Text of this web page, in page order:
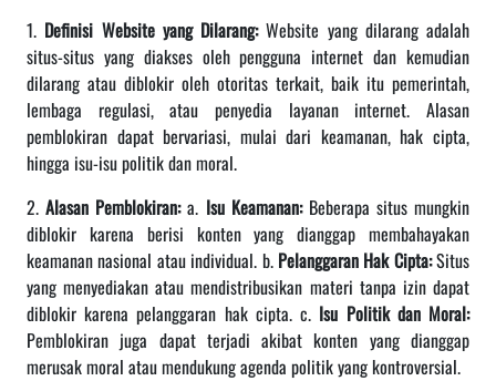
1. Definisi Website yang Dilarang:Website yang dilarang adalah
situs-situs yang diakses oleh pengguna internet dan kemudian
dilarang atau diblokir oleh otoritas terkait, baik itu pemerintah,
lembaga regulasi, atau penyedia layanan internet. Alasan
pemblokiran dapat bervariasi, mulai dari keamanan, hak cipta,
hingga isu-isu politik dan moral.
2.Alasan Pemblokiran:a. Isu Keamanan:Beberapa situs mungkin
diblokir karena berisi konten yang dianggap membahayakan
keamanan nasional atau individual. b. Pelanggaran Hak Cipta:Situs
yang menyediakan atau mendistribusikan materi tanpa izin dapat
diblokir karena pelanggaran hak cipta. c. Isu Politik dan Moral:
Pemblokiran juga dapat terjadi akibat konten yang dianggap
merusak moral atau mendukung agenda politik yang kontroversial.